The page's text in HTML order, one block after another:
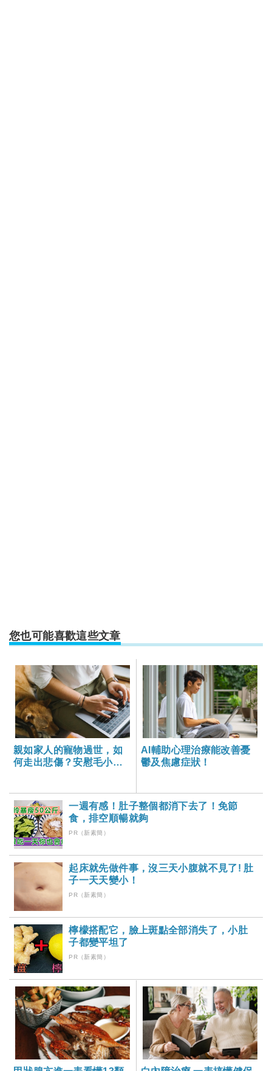
您也可能喜歡這些文章
親如家人的寵物過世，如
何走出悲傷？安慰毛小孩
AI輔助心理治療能改善憂
鬱及焦慮症狀！
一週有感！肚子整個都消下去了！免節
食，排空順暢就夠
PR（新素簡）
起床就先做件事，沒三天小腹就不見了! 肚
子一天天變小！
PR（新素簡）
檸檬搭配它，臉上斑點全部消失了，小肚
子都變平坦了
PR（新素簡）